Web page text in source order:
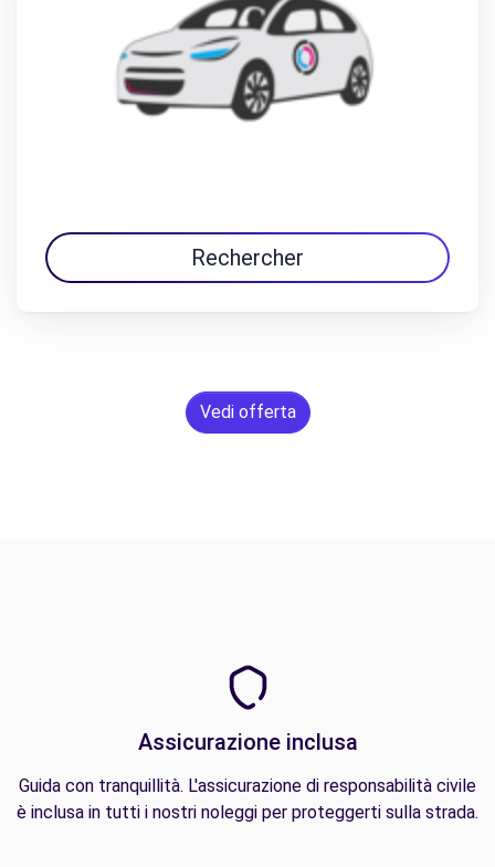
Rechercher
Vedi offerta
Assicurazione inclusa
Guida con tranquillità. L'assicurazione di responsabilità civile
è inclusa in tutti i nostri noleggi per proteggerti sulla strada.